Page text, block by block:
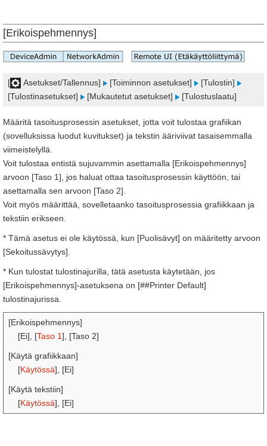
[Erikoispehmennys]
[ Asetukset/Tallennus] [Toiminnon asetukset]
[Tulostin]
[Tulostinasetukset]
[Mukautetut asetukset] [Tulostuslaatu]
Määritä tasoitusprosessin asetukset, jotta voit tulostaa grafiikan
(sovelluksissa luodut kuvitukset) ja tekstin ääriviivat tasaisemmalla
viimeistelyllä.
Voit tulostaa entistä sujuvammin asettamalla [Erikoispehmennys]
arvoon [Taso 1], jos haluat ottaa tasoitusprosessin käyttöön, tai
asettamalla sen arvoon [Taso 2].
Voit myös määrittää, sovelletaanko tasoitusprosessia grafiikkaan ja
tekstiin erikseen.
* Tämä asetus ei ole käytössä, kun [Puolisävyt] on määritetty arvoon
[Sekoitussävytys].
* Kun tulostat tulostinajurilla, tätä asetusta käytetään, jos
[Erikoispehmennys]-asetuksena on [##Printer Default]
tulostinajurissa.
[Erikoispehmennys]
[Ei], [Taso 1], [Taso 2]
[Käytä grafiikkaan]
[Käytössä], [Ei]
[Käytä tekstiin]
[Käytössä], [Ei]